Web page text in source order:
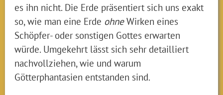
es ihn nicht. Die Erde präsentiert sich uns exakt
so, wie man eine Erde ohneWirken eines
Schöpfer- oder sonstigen Gottes erwarten
würde. Umgekehrt lässt sich sehr detailliert
nachvollziehen, wie und warum
Götterphantasien entstanden sind.